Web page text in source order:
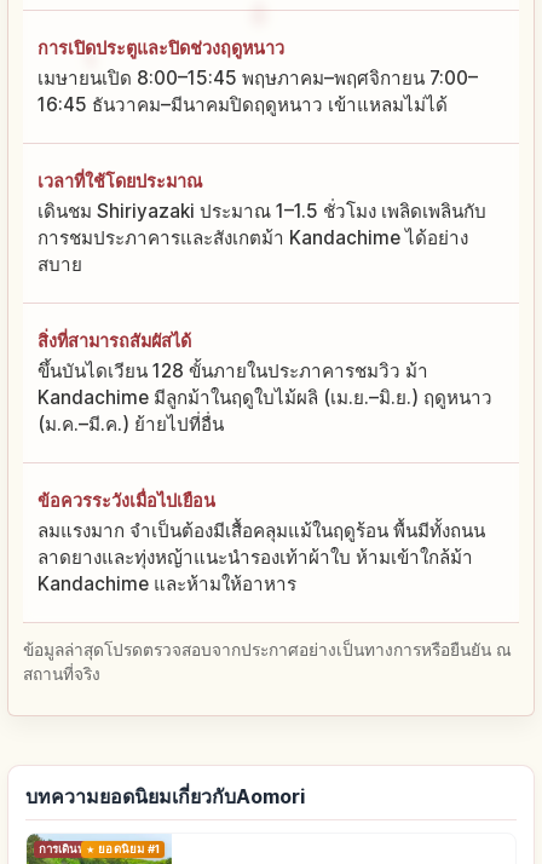
การเปิดประตูและปิดช่วงฤดูหนาว
เมษายนเปิด 8:00–15:45 พฤษภาคม–พฤศจิกายน 7:00–
16:45 ธันวาคม–มีนาคมปิดฤดูหนาว เข้าแหลมไม่ได้
เวลาที่ใช้โดยประมาณ
เดินชม Shiriyazaki ประมาณ 1–1.5 ชั่วโมง เพลิดเพลินกับ
การชมประภาคารและสังเกตม้า Kandachime ได้อย่าง
สบาย
สิ่งที่สามารถสัมผัสได้
ขึ้นบันไดเวียน 128 ขั้นภายในประภาคารชมวิว ม้า
Kandachime มีลูกม้าในฤดูใบไม้ผลิ (เม.ย.–มิ.ย.) ฤดูหนาว
(ม.ค.–มี.ค.) ย้ายไปที่อื่น
ข้อควรระวังเมื่อไปเยือน
ลมแรงมาก จำเป็นต้องมีเสื้อคลุมแม้ในฤดูร้อน พื้นมีทั้งถนน
ลาดยางและทุ่งหญ้าแนะนำรองเท้าผ้าใบ ห้ามเข้าใกล้ม้า
Kandachime และห้ามให้อาหาร
ข้อมูลล่าสุดโปรดตรวจสอบจากประกาศอย่างเป็นทางการหรือยืนยัน ณ
สถานที่จริง
บทความยอดนิยมเกี่ยวกับAomori
การเดินทาง ยอดนิยม #1